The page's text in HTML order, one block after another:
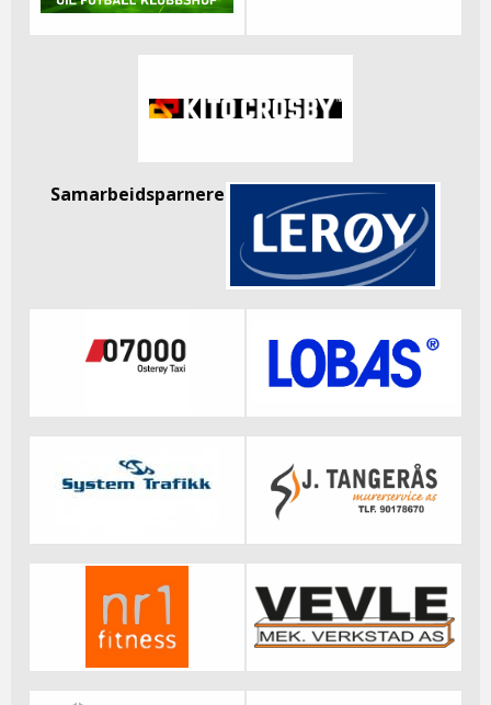
Samarbeidsparnere